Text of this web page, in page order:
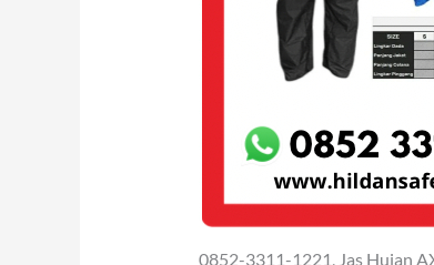
0852-3311-1221, Jas Hujan